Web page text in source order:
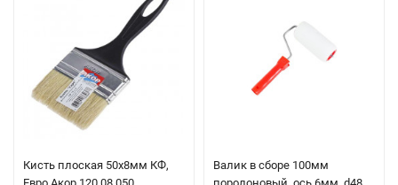
Вид: Лессирующий
Цвет: Белый
Расход: По строганой и бревенчатой поверхности
древесины — 10-14 м2/л, по пилёной поверхности
древесины — 4-6 м2/л
часов
Кисть плоская 50х8мм КФ,
Валик в сборе 100мм